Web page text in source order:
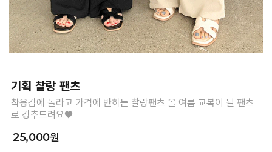
기획 찰랑 팬츠
착용감에 놀라고 가격에 반하는 찰랑팬츠 올 여름 교복이 될 팬츠
로 강추드려요♥
25,000원